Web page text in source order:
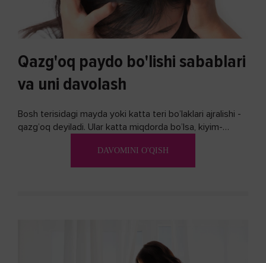
Qazg'oq paydo bo'lishi sabablari
va uni davolash
Bosh terisidagi mayda yoki katta teri bo’laklari ajralishi -
qazg’oq deyiladi. Ular katta miqdorda bo’lsa, kiyim-
DAVOMINI O'QISH